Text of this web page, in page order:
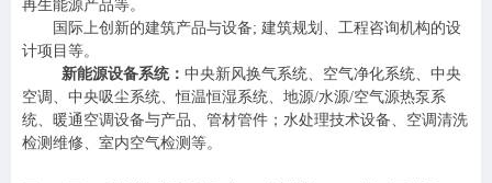
再生能源产品等。
国际上创 新的建筑产品与设备; 建筑规划、工程咨询机构的设
计项目等。
新能源设备系统： 中央新风换气系统、空气净化系统、中央
空调、中央吸尘系统、恒温恒湿系统、地源/水源/空气源热泵系
统、暖通空调设备与产品、管材管件；水处理技术设备、空调清洗
检测维修、室内空气检测等。